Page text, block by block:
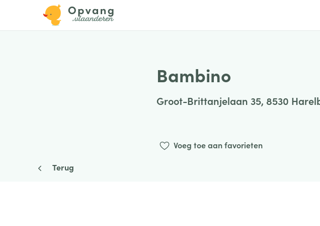
Bambino
Groot-Brittanjelaan 35, 8530
Voeg toe aan favorieten
Terug